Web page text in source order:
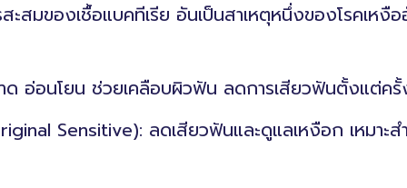
ะสมของเชื้อแบคทีเรีย อันเป็นสาเหตุหนึ่งของโรคเหงื
อ่อนโยน ช่วยเคลือบผิวฟัน ลดการเสียวฟันตั้งแต่ค
Sensitive): ลดเสียวฟันและดูแลเหงือก เหมาะ